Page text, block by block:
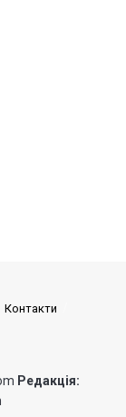
Контакти
Редакція: